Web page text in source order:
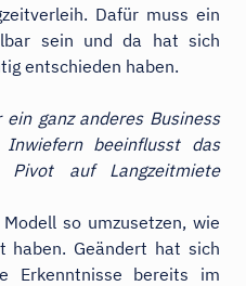
Dafür muss ein
sein und da hat sich
entschieden haben.
ganz anderes Business
beeinflusst das
auf Langzeitmiete
so umzusetzen, wie
haben. Geändert hat sich
Erkenntnisse bereits im